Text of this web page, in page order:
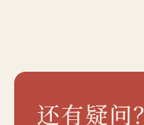
还有疑问？